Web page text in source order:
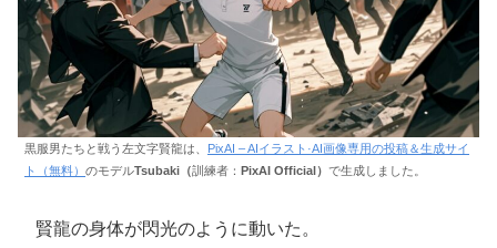
黒服男たちと戦う左文字賢龍は、 PixAI – AIイラスト·AI画像専用の投稿＆生成サイ
ト（無料） のモデルTsubaki（訓練者： PixAI Official） で生成しました。
賢龍の身体が閃光のように動いた。